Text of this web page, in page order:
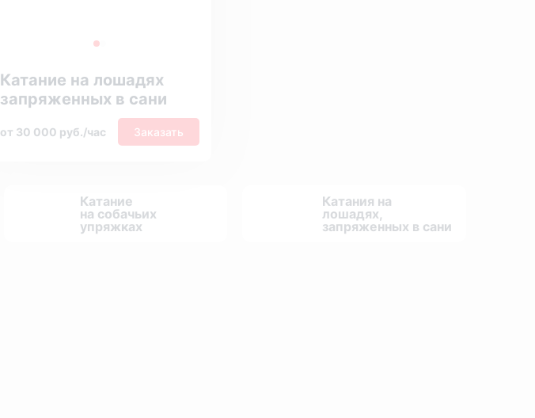
Катание на лошадях
запряженных в сани
от 30 000 руб./час Заказать
Катание
на собачьих
упряжках
Катания на
лошадях,
запряженных в сани